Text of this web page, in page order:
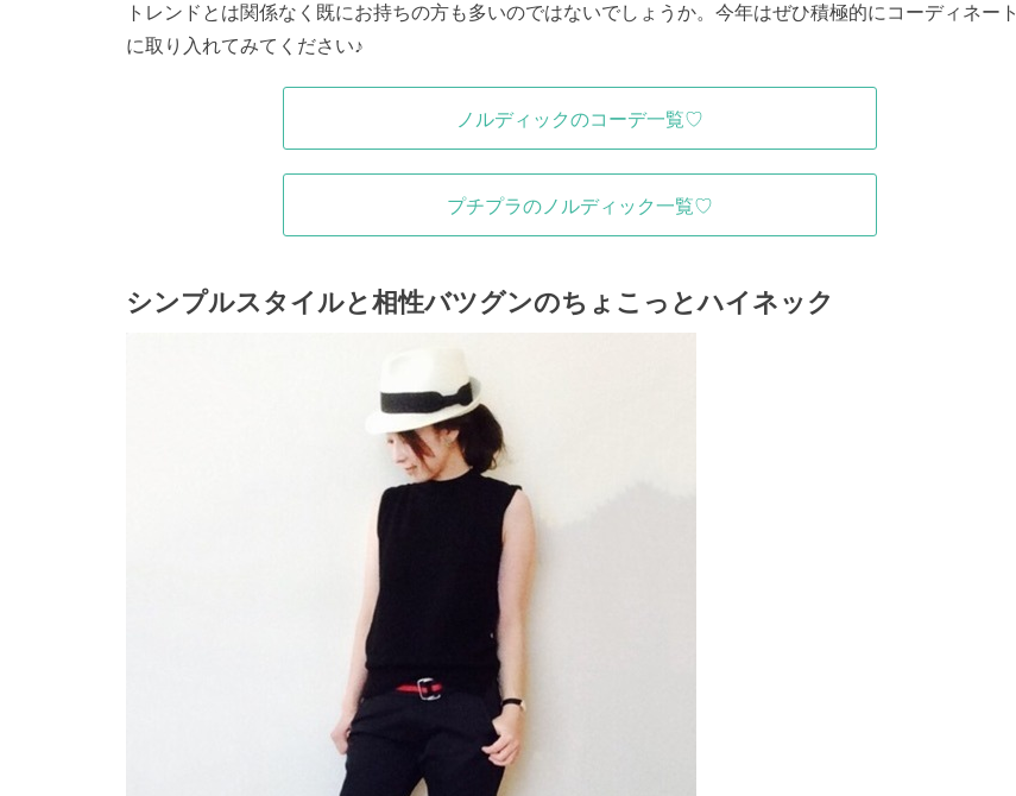
トレンドとは関係なく既にお持ちの方も多いのではないでしょうか。今年はぜひ積極的にコーディネート
に取り入れてみてください♪
ノルディックのコーデ一覧♡
プチプラのノルディック一覧♡
シンプルスタイルと相性バツグンのちょこっとハイネック